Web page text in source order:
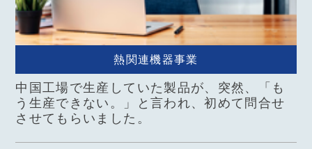
熱関連機器事業
中国工場で生産していた製品が、突然、「も
う生産できない。」と言われ、初めて問合せ
させてもらいました。